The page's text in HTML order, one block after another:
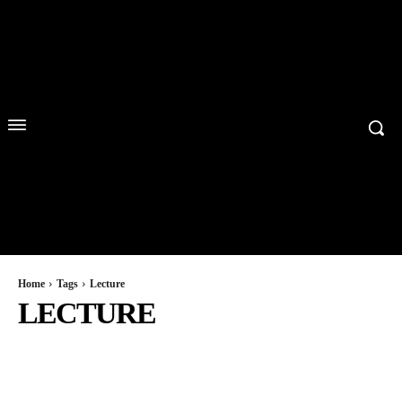
Home Tags Lecture
LECTURE